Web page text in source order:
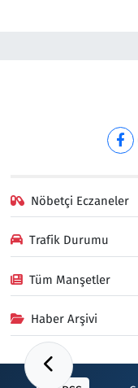
Nöbetçi Eczaneler
Trafik Durumu
Tüm Manşetler
Haber Arşivi